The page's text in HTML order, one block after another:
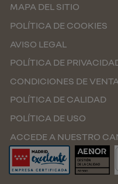
MAPA DEL SITIO
POLÍTICA DE COOKIES
AVISO LEGAL
POLÍTICA DE
CONDICIONES DE VENTA
POLÍTICA DE CALIDAD
POLÍTICA DE USO
ACCEDE A NUESTRO